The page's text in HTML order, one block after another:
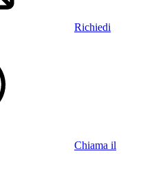
Richiedi
Chiama il